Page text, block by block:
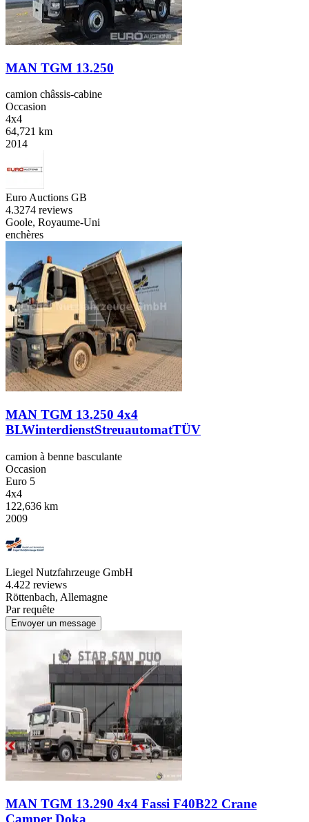
MAN TGM 13.250
camion châssis-cabine
Occasion
4x4
64,721 km
2014
Euro Auctions GB
4.3274 reviews
Goole, Royaume-Uni
enchères
MAN TGM 13.250 4x4
BLWinterdienstStreuautomatTÜV
camion à benne basculante
Occasion
Euro 5
4x4
122,636 km
2009
Liegel Nutzfahrzeuge GmbH
4.422 reviews
Röttenbach, Allemagne
Par requête
Envoyer un message
MAN TGM 13.290 4x4 Fassi F40B22 Crane
Camper Doka